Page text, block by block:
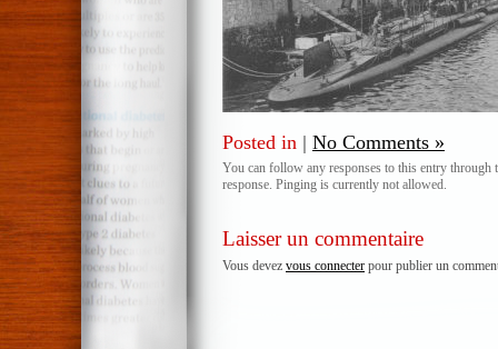
Posted in | No Comments »
You can follow any responses to this entry through
response. Pinging is currently not allowed.
Laisser un commentaire
Vous devez vous connecter pour publier un